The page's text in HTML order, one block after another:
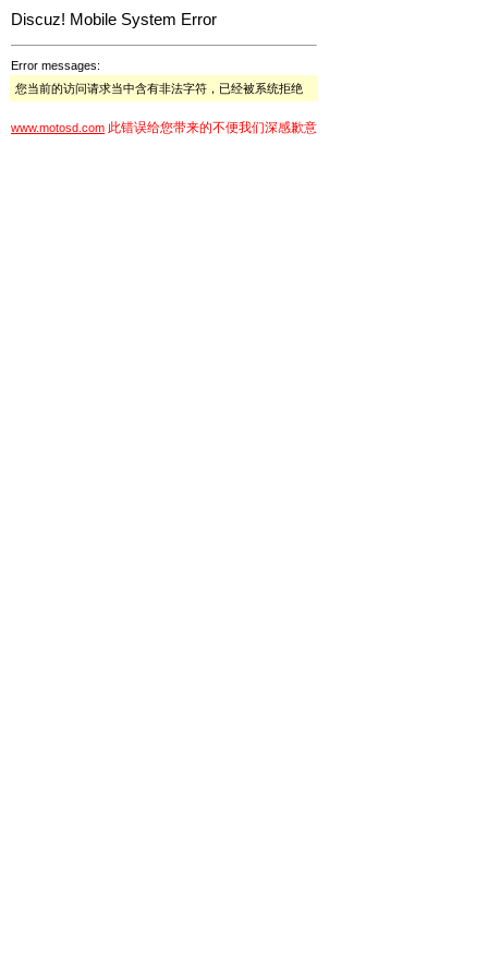
Discuz! Mobile System Error
Error messages:
您当前的访问请求当中含有非法字符，已经被系统拒绝
www.motosd.com 此错误给您带来的不便我们深感歉意